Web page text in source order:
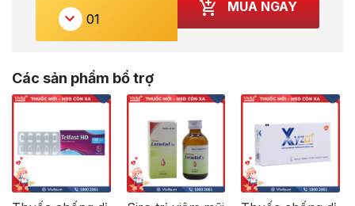
MUA NGAY
Các sản phẩm bổ trợ